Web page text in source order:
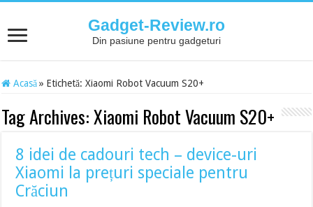
Gadget-Review.ro
Din pasiune pentru gadgeturi
Acasă » Etichetă:Xiaomi Robot Vacuum S20+
Tag Archives:Xiaomi Robot Vacuum S20+
8 idei de cadouri tech – device-uri
Xiaomi la prețuri speciale pentru
Crăciun